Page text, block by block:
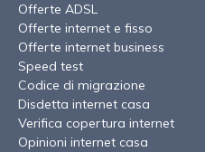
Offerte ADSL
Offerte internet e fisso
Offerte internet business
Speed test
Codice di migrazione
Disdetta internet casa
Verifica copertura internet
Opinioni internet casa